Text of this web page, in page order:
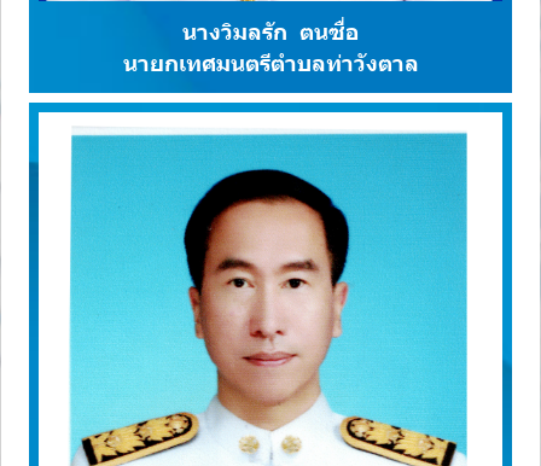
นางวิมลรัก ตนซื่อ
นายกเทศมนตรีตำบลท่าวังตาล